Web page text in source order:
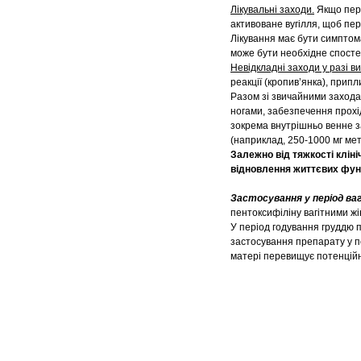
Лікувальні заходи. Якщо
активоване вугілля, щоб
Лікування має бути
може бути необхідне
Невідкладні заходи у разі
реакції (кропив’янка),
Разом зі звичайними
ногами, забезпечення
зокрема внутрішньо венне
(наприклад, 250-1000 мг
Залежно від тяжкості
відновлення життєвих
Застосування у період
пентоксифіліну вагітними
У період годування груддю
застосування препарату у
матері перевищує